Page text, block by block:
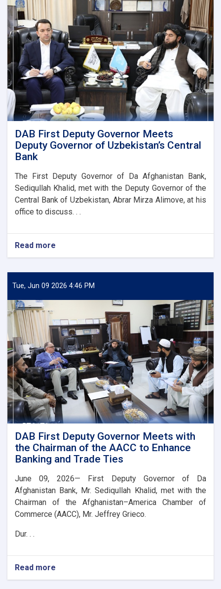
DAB First Deputy Governor Meets
Deputy Governor of Uzbekistan’s Central
Bank
The First Deputy Governor of Da Afghanistan Bank,
Sediqullah Khalid, met with the Deputy Governor of the
Central Bank of Uzbekistan, Abrar Mirza Alimove, at his
office to discuss. . .
Read more
DAB
Deputy
Governor
of
Uzbekistan’s
Central
Bank
Tue, Jun 09 2026 4:46 PM
DAB First Deputy Governor Meets with
the Chairman of the AACC to Enhance
Banking and Trade Ties
June 09, 2026— First Deputy Governor of Da
Afghanistan Bank, Mr. Sediqullah Khalid, met with the
Chairman of the Afghanistan–America Chamber of
Commerce (AACC), Mr. Jeffrey Grieco.
Dur. . .
Read more